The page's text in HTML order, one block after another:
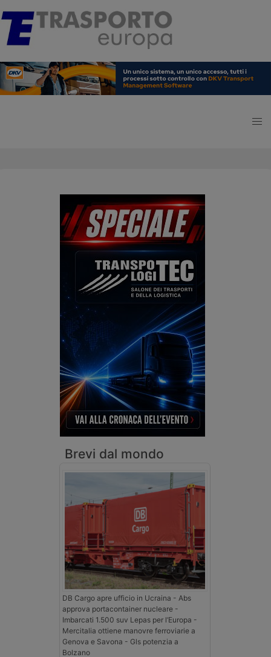
Brevi dal mondo
DB Cargo apre ufficio in Ucraina - Abs
approva portacontainer nucleare -
Imbarcati 1.500 suv Lepas per l’Europa -
Mercitalia ottiene manovre ferroviarie a
Genova e Savona - Gls potenzia a
Bolzano